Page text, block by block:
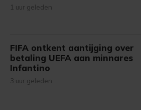
1 uur geleden
FIFA ontkent aantijging over
betaling UEFA aan minnares
Infantino
3 uur geleden